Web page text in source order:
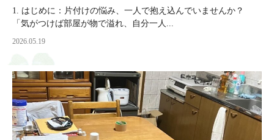
1. はじめに：片付けの悩み、一人で抱え込んでいませんか？
「気がつけば部屋が物で溢れ、自分一人...
2026.05.19